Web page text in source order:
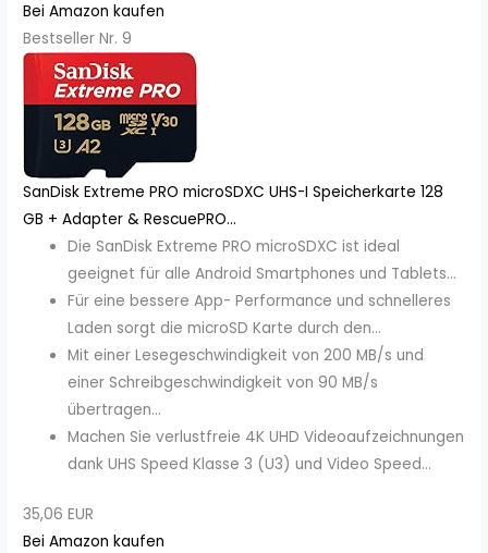
Bei Amazon kaufen
Bestseller Nr. 9
SanDisk Extreme PRO microSDXC UHS-I Speicherkarte 128
GB + Adapter & RescuePRO...
Die SanDisk Extreme PRO microSDXC ist ideal
geeignet für alle Android Smartphones und Tablets...
Für eine bessere App- Performance und schnelleres
Laden sorgt die microSD Karte durch den...
Mit einer Lesegeschwindigkeit von 200 MB/s und
einer Schreibgeschwindigkeit von 90 MB/s
übertragen...
Machen Sie verlustfreie 4K UHD Videoaufzeichnungen
dank UHS Speed Klasse 3 (U3) und Video Speed...
35,06 EUR
Bei Amazon kaufen